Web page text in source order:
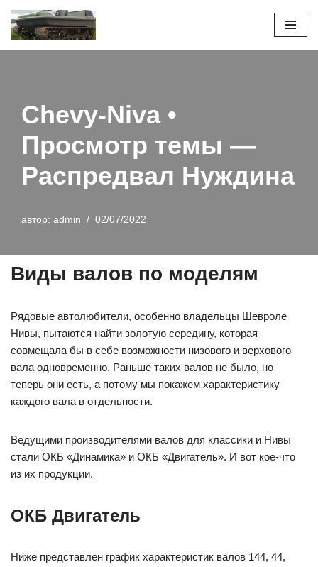
Перейти
Chevy-Niva •
Просмотр темы —
Распредвал Нуждина
автор: admin 02/07/2022
Виды валов по моделям
Рядовые автолюбители, особенно владельцы Шевроле
Нивы, пытаются найти золотую середину, которая
совмещала бы в себе возможности низового и верхового
вала одновременно. Раньше таких валов не было, но
теперь они есть, а потому мы покажем характеристику
каждого вала в отдельности.
Ведущими производителями валов для классики и Нивы
стали ОКБ «Динамика» и ОКБ «Двигатель». И вот кое-что
из их продукции.
ОКБ Двигатель
Ниже представлен график характеристик валов 144, 44,